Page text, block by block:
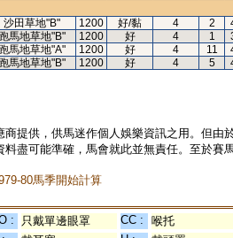
沙田草地"B" 1200 好/黏 4 2
跑馬地草地"B" 1200 好 4 1
跑馬地草地"A" 1200 好 4 11
跑馬地草地"B" 1200 好 4 5
商提供，供馬迷作個人娛樂資訊之用。但
料盡可能準確，馬會就此並無責任。至於賽
80馬季開始計算
: 只戴單邊眼罩 CC :
喉托